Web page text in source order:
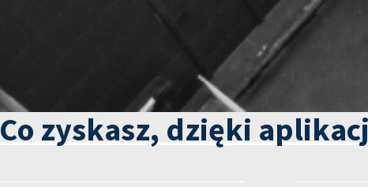
Co zyskasz, dzięki